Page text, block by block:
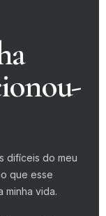
difíceis do meu
que esse
minha vida.